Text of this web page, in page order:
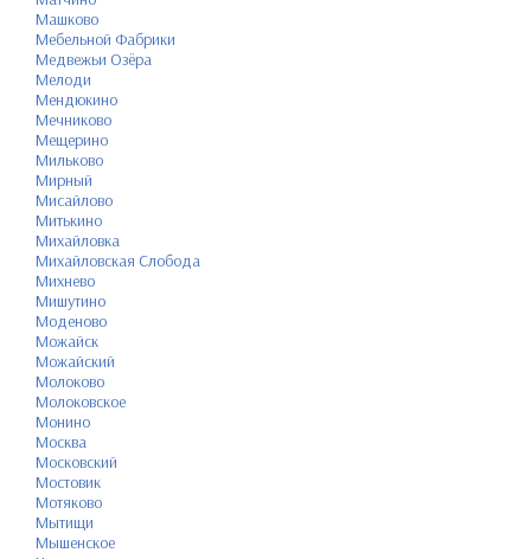
Машково
Мебельной Фабрики
Медвежьи Озёра
Мелоди
Мендюкино
Мечниково
Мещерино
Мильково
Мирный
Мисайлово
Митькино
Михайловка
Михайловская Слобода
Михнево
Мишутино
Моденово
Можайск
Можайский
Молоково
Молоковское
Монино
Москва
Московский
Мостовик
Мотяково
Мытищи
Мышенское